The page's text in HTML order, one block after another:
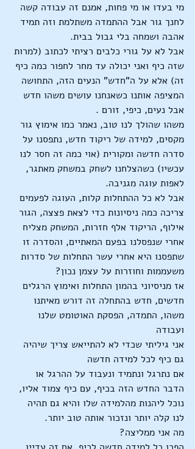
מי בעדו או מי פחות, אמנם זה עבודה קשה
לחנך גור אבל ההתמדה משתלמת וזה תמיד
אהבה ושמחה בלי גבול בבית.
אבל לא על גורי כלבים רציתי לכתוב (למרות
שזה כיף ואני יכולה עד מחר לחפור כמה כיף
זה) אלא על ה"חדש" הנעים הזה, התחושה
המציפה אותנו כשאנחנו עושים משהו חדש
אבל נעים, כיפי, זורם .
משהו שהולך לנו טוב, נאמר כמו אימוץ גור
מקסים, למידה של ריקוד חדש, נתפסנו על
סדרה חדשה ומקורית (אוי כמה זה חסר לנו
עכשיו) כשהצלחנו לשחק במשחק מאתגר,
לאפות עוגה מגניבה.
אבל לא כל ההתחלות קלות, העוגה לפעמים
צריכה כמה ניסיונות כדי לצאת פצצה, הגור
אילוף, הריקוד אלף חזרות, המשחק מצליח
אחרי שנפסלנו בפעם המאתיים, והסדרה זו
שתפסנו היא אחרי עשר התחלות של סדרות
משעממות וחוזרות על עצמן נכון?
אז מניסיוני בהמון התחלות ואימוץ הרגלים
חדשים, חדש בהתחלה זה דורש מאיתנו
משהו, התמדה, הפסקת האוטומט שלנו
ועבודה
אני גיליתי שכדי לא להתייאש צריך שיהיה
גם כיף לכל למידה חדשה
אם נתרגל ונתמיד ונעבוד על ההרגל או
הדבר החדש הזה בכיף, עם כיף צמוד אליו,
נוכל ליהנות מהלמידה שלו והיא גם תהיה
לנו קלה יותר ונזכור אותה טוב יותר.
מה אני ממליצה?